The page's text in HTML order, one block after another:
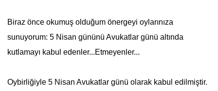
Biraz önce okumuş olduğum önergeyi oylarınıza
sunuyorum: 5 Nisan gününü Avukatlar günü altında
kutlamayı kabul edenler...Etmeyenler...
Oybirliğiyle 5 Nisan Avukatlar günü olarak kabul edilmiştir.